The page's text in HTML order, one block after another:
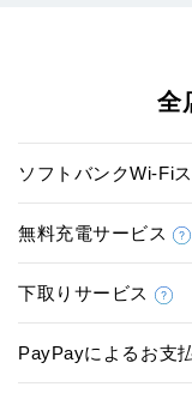
全
ソフトバンクWi-Fi
無料充電サービス
下取りサービス
PayPayによるお支